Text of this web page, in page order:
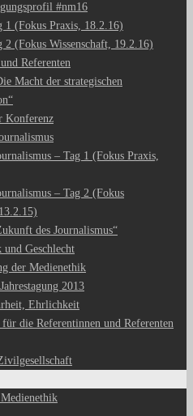
#nm16
1 (Fokus Praxis, 18.2.16)
2 (Fokus Wissenschaft, 19.2.16)
Referenten
Macht der strategischen
Konferenz
– Tag 1 (Fokus Praxis,
– Tag 2 (Fokus
des Journalismus“
Geschlecht
der Medienethik
2013
Ehrlichkeit
die Referentinnen und Referenten